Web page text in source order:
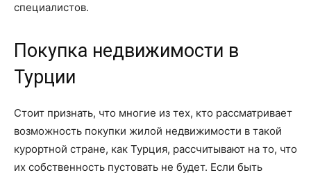
специалистов.
Покупка недвижимости в
Турции
Стоит признать, что многие из тех, кто рассматривает
возможность покупки жилой недвижимости в такой
курортной стране, как Турция, рассчитывают на то, что
их собственность пустовать не будет. Если быть